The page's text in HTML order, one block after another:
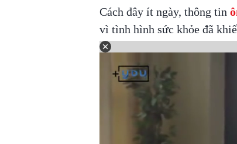
Cách đây ít ngày, thông tin
vì tình hình sức khỏe đã